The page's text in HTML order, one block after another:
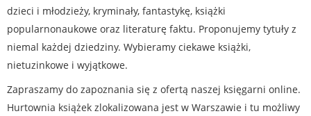
dzieci i młodzieży, kryminały, fantastykę, książki
popularnonaukowe oraz literaturę faktu. Proponujemy tytuły z
niemal każdej dziedziny. Wybieramy ciekawe książki,
nietuzinkowe i wyjątkowe.
Zapraszamy do zapoznania się z ofertą naszej księgarni online.
Hurtownia książek zlokalizowana jest w Warszawie i tu możliwy